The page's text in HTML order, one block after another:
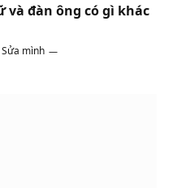
và đàn ông có gì khác
mình